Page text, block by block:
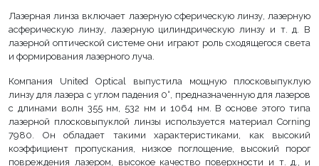
Лазерная линза включает лазерную сферическую линзу, лазерную
асферическую линзу, лазерную цилиндрическую линзу и т. д. В
лазерной оптической системе они играют роль сходящегося света
и формирования лазерного луча.
Компания United Optical выпустила мощную плосковыпуклую
линзу для лазера с углом падения 0°, предназначенную для лазеров
с длинами волн 355 нм, 532 нм и 1064 нм. В основе этого типа
лазерной плосковыпуклой линзы используется материал Corning
7980. Он обладает такими характеристиками, как высокий
коэффициент пропускания, низкое поглощение, высокий порог
повреждения лазером, высокое качество поверхности и т. д., и